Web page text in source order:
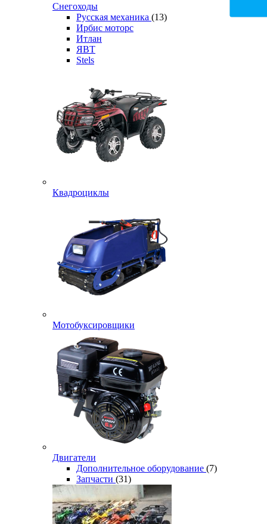
Снегоходы
Русская механика (13)
Ирбис моторс
Итлан
ЯВТ
Stels
Квадроциклы
Мотобуксировщики
Двигатели
Дополнительное оборудование (7)
Запчасти (31)